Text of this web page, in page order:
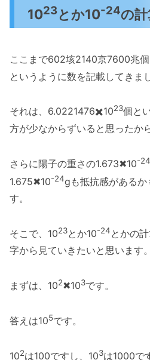
1023とか10-24の
ここまで602垓2140京7600兆
というように数を記載してきま
それは、6.0221476✖️1023個と
方が少なからずいると思ったか
さらに陽子の重さの1.673✖10-24
1.675✖10-24gも抵抗感があるか
す。
そこで、1023とか10-24とかの
字から見ていきたいと思います。
まずは、102✖103です。
答えは105です。
102は100ですし、103は1000で